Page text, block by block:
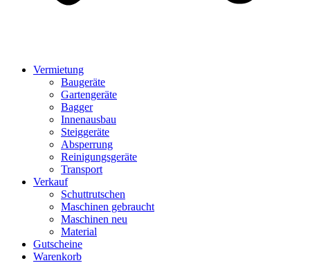
Vermietung
Baugeräte
Gartengeräte
Bagger
Innenausbau
Steiggeräte
Absperrung
Reinigungsgeräte
Transport
Verkauf
Schuttrutschen
Maschinen gebraucht
Maschinen neu
Material
Gutscheine
Warenkorb